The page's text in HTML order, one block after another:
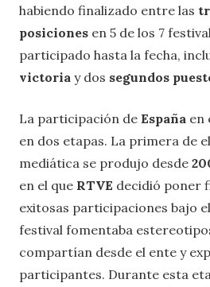
habiendo finalizado entre las
posiciones en 5 de los 7
participado hasta la fecha,
victoria y dos segundos
La participación de España en
en dos etapas. La primera de
mediática se produjo desde
en el que RTVE decidió poner
exitosas participaciones bajo
festival fomentaba
compartían desde el ente y
participantes. Durante esta